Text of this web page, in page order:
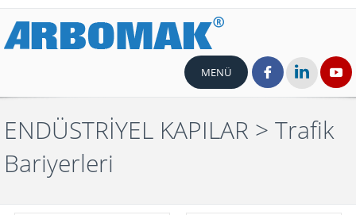
MENÜ
ENDÜSTRİYEL KAPILAR > Trafik
Bariyerleri